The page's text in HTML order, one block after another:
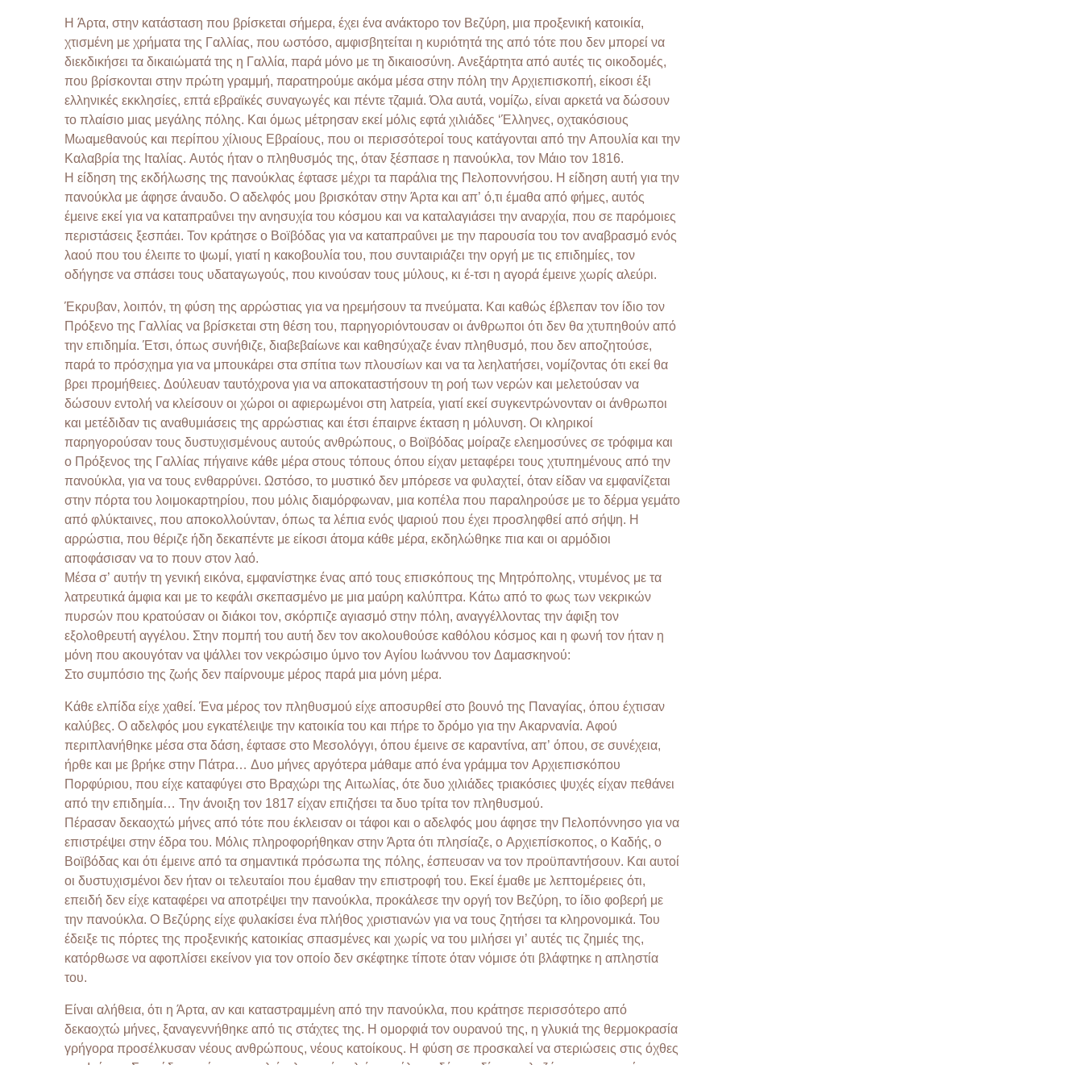
Η Άρτα, στην κατάσταση που βρίσκεται σήμερα, έχει ένα ανάκτορο τον Βεζύρη, μια προξενική κατοικία,
χτισμένη με χρήματα της Γαλλίας, που ωστόσο, αμφισβητείται η κυριότητά της από τότε που δεν μπορεί να
διεκδικήσει τα δικαιώματά της η Γαλλία, παρά μόνο με τη δικαιοσύνη. Ανεξάρτητα από αυτές τις οικοδομές,
που βρίσκονται στην πρώτη γραμμή, παρατηρούμε ακόμα μέσα στην πόλη την Αρχιεπισκοπή, είκοσι έξι
ελληνικές εκκλησίες, επτά εβραϊκές συναγωγές και πέντε τζαμιά. Όλα αυτά, νομίζω, είναι αρκετά να δώσουν
το πλαίσιο μιας μεγάλης πόλης. Και όμως μέτρησαν εκεί μόλις εφτά χιλιάδες ‘Έλληνες, οχτακόσιους
Μωαμεθανούς και περίπου χίλιους Εβραίους, που οι περισσότεροί τους κατάγονται από την Απουλία και την
Καλαβρία της Ιταλίας. Αυτός ήταν ο πληθυσμός της, όταν ξέσπασε η πανούκλα, τον Μάιο τον 1816.
Η είδηση της εκδήλωσης της πανούκλας έφτασε μέχρι τα παράλια της Πελοποννήσου. Η είδηση αυτή για την
πανούκλα με άφησε άναυδο. Ο αδελφός μου βρισκόταν στην Άρτα και απ’ ό,τι έμαθα από φήμες, αυτός
έμεινε εκεί για να καταπραΰνει την ανησυχία του κόσμου και να καταλαγιάσει την αναρχία, που σε παρόμοιες
περιστάσεις ξεσπάει. Τον κράτησε ο Βοϊβόδας για να καταπραΰνει με την παρουσία του τον αναβρασμό ενός
λαού που του έλειπε το ψωμί, γιατί η κακοβουλία του, που συνταιριάζει την οργή με τις επιδημίες, τον
οδήγησε να σπάσει τους υδαταγωγούς, που κινούσαν τους μύλους, κι έ-τσι η αγορά έμεινε χωρίς αλεύρι.
Έκρυβαν, λοιπόν, τη φύση της αρρώστιας για να ηρεμήσουν τα πνεύματα. Και καθώς έβλεπαν τον ίδιο τον
Πρόξενο της Γαλλίας να βρίσκεται στη θέση του, παρηγοριόντουσαν οι άνθρωποι ότι δεν θα χτυπηθούν από
την επιδημία. Έτσι, όπως συνήθιζε, διαβεβαίωνε και καθησύχαζε έναν πληθυσμό, που δεν αποζητούσε,
παρά το πρόσχημα για να μπουκάρει στα σπίτια των πλουσίων και να τα λεηλατήσει, νομίζοντας ότι εκεί θα
βρει προμήθειες. Δούλευαν ταυτόχρονα για να αποκαταστήσουν τη ροή των νερών και μελετούσαν να
δώσουν εντολή να κλείσουν οι χώροι οι αφιερωμένοι στη λατρεία, γιατί εκεί συγκεντρώνονταν οι άνθρωποι
και μετέδιδαν τις αναθυμιάσεις της αρρώστιας και έτσι έπαιρνε έκταση η μόλυνση. Οι κληρικοί
παρηγορούσαν τους δυστυχισμένους αυτούς ανθρώπους, ο Βοϊβόδας μοίραζε ελεημοσύνες σε τρόφιμα και
ο Πρόξενος της Γαλλίας πήγαινε κάθε μέρα στους τόπους όπου είχαν μεταφέρει τους χτυπημένους από την
πανούκλα, για να τους ενθαρρύνει. Ωστόσο, το μυστικό δεν μπόρεσε να φυλαχτεί, όταν είδαν να εμφανίζεται
στην πόρτα του λοιμοκαρτηρίου, που μόλις διαμόρφωναν, μια κοπέλα που παραληρούσε με το δέρμα γεμάτο
από φλύκταινες, που αποκολλούνταν, όπως τα λέπια ενός ψαριού που έχει προσληφθεί από σήψη. Η
αρρώστια, που θέριζε ήδη δεκαπέντε με είκοσι άτομα κάθε μέρα, εκδηλώθηκε πια και οι αρμόδιοι
αποφάσισαν να το πουν στον λαό.
Μέσα σ’ αυτήν τη γενική εικόνα, εμφανίστηκε ένας από τους επισκόπους της Μητρόπολης, ντυμένος με τα
λατρευτικά άμφια και με το κεφάλι σκεπασμένο με μια μαύρη καλύπτρα. Κάτω από το φως των νεκρικών
πυρσών που κρατούσαν οι διάκοι τον, σκόρπιζε αγιασμό στην πόλη, αναγγέλλοντας την άφιξη τον
εξολοθρευτή αγγέλου. Στην πομπή του αυτή δεν τον ακολουθούσε καθόλου κόσμος και η φωνή τον ήταν η
μόνη που ακουγόταν να ψάλλει τον νεκρώσιμο ύμνο τον Αγίου Ιωάννου τον Δαμασκηνού:
Στο συμπόσιο της ζωής δεν παίρνουμε μέρος παρά μια μόνη μέρα.
Κάθε ελπίδα είχε χαθεί. Ένα μέρος τον πληθυσμού είχε αποσυρθεί στο βουνό της Παναγίας, όπου έχτισαν
καλύβες. Ο αδελφός μου εγκατέλειψε την κατοικία του και πήρε το δρόμο για την Ακαρνανία. Αφού
περιπλανήθηκε μέσα στα δάση, έφτασε στο Μεσολόγγι, όπου έμεινε σε καραντίνα, απ’ όπου, σε συνέχεια,
ήρθε και με βρήκε στην Πάτρα… Δυο μήνες αργότερα μάθαμε από ένα γράμμα τον Αρχιεπισκόπου
Πορφύριου, που είχε καταφύγει στο Βραχώρι της Αιτωλίας, ότε δυο χιλιάδες τριακόσιες ψυχές είχαν πεθάνει
από την επιδημία… Την άνοιξη τον 1817 είχαν επιζήσει τα δυο τρίτα τον πληθυσμού.
Πέρασαν δεκαοχτώ μήνες από τότε που έκλεισαν οι τάφοι και ο αδελφός μου άφησε την Πελοπόννησο για να
επιστρέψει στην έδρα του. Μόλις πληροφορήθηκαν στην Άρτα ότι πλησίαζε, ο Αρχιεπίσκοπος, ο Καδής, ο
Βοϊβόδας και ότι έμεινε από τα σημαντικά πρόσωπα της πόλης, έσπευσαν να τον προϋπαντήσουν. Και αυτοί
οι δυστυχισμένοι δεν ήταν οι τελευταίοι που έμαθαν την επιστροφή του. Εκεί έμαθε με λεπτομέρειες ότι,
επειδή δεν είχε καταφέρει να αποτρέψει την πανούκλα, προκάλεσε την οργή τον Βεζύρη, το ίδιο φοβερή με
την πανούκλα. Ο Βεζύρης είχε φυλακίσει ένα πλήθος χριστιανών για να τους ζητήσει τα κληρονομικά. Του
έδειξε τις πόρτες της προξενικής κατοικίας σπασμένες και χωρίς να του μιλήσει γι’ αυτές τις ζημιές της,
κατόρθωσε να αφοπλίσει εκείνον για τον οποίο δεν σκέφτηκε τίποτε όταν νόμισε ότι βλάφτηκε η απληστία
του.
Είναι αλήθεια, ότι η Άρτα, αν και καταστραμμένη από την πανούκλα, που κράτησε περισσότερο από
δεκαοχτώ μήνες, ξαναγεννήθηκε από τις στάχτες της. Η ομορφιά τον ουρανού της, η γλυκιά της θερμοκρασία
γρήγορα προσέλκυσαν νέους ανθρώπους, νέους κατοίκους. Η φύση σε προσκαλεί να στεριώσεις στις όχθες